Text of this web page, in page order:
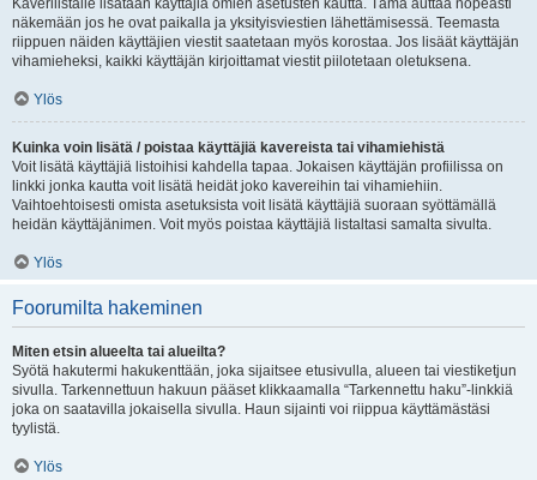
Kaverilistalle lisätään käyttäjiä omien asetusten kautta. Tämä auttaa nopeasti
näkemään jos he ovat paikalla ja yksityisviestien lähettämisessä. Teemasta
riippuen näiden käyttäjien viestit saatetaan myös korostaa. Jos lisäät käyttäjän
vihamieheksi, kaikki käyttäjän kirjoittamat viestit piilotetaan oletuksena.
Ylös
Kuinka voin lisätä / poistaa käyttäjiä kavereista tai vihamiehistä
Voit lisätä käyttäjiä listoihisi kahdella tapaa. Jokaisen käyttäjän profiilissa on
linkki jonka kautta voit lisätä heidät joko kavereihin tai vihamiehiin.
Vaihtoehtoisesti omista asetuksista voit lisätä käyttäjiä suoraan syöttämällä
heidän käyttäjänimen. Voit myös poistaa käyttäjiä listaltasi samalta sivulta.
Ylös
Foorumilta hakeminen
Miten etsin alueelta tai alueilta?
Syötä hakutermi hakukenttään, joka sijaitsee etusivulla, alueen tai viestiketjun
sivulla. Tarkennettuun hakuun pääset klikkaamalla “Tarkennettu haku”-linkkiä
joka on saatavilla jokaisella sivulla. Haun sijainti voi riippua käyttämästäsi
tyylistä.
Ylös